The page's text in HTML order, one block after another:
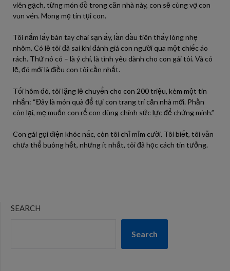
viên gạch, từng món đồ trong căn nhà này, con sẽ cùng vợ con
vun vén. Mong mẹ tin tụi con.
Tôi nắm lấy bàn tay chai sạn ấy, lần đầu tiên thấy lòng nhẹ
nhõm. Có lẽ tôi đã sai khi đánh giá con người qua một chiếc áo
rách. Thứ nó có – là ý chí, là tình yêu dành cho con gái tôi. Và có
lẽ, đó mới là điều con tôi cần nhất.
Tối hôm đó, tôi lặng lẽ chuyển cho con 200 triệu, kèm một tin
nhắn: “Đây là món quà để tụi con trang trí căn nhà mới. Phần
còn lại, mẹ muốn con rể con dùng chính sức lực để chứng minh.”
Con gái gọi điện khóc nấc, còn tôi chỉ mỉm cười. Tôi biết, tôi vẫn
chưa thể buông hết, nhưng ít nhất, tôi đã học cách tin tưởng.
SEARCH
Search